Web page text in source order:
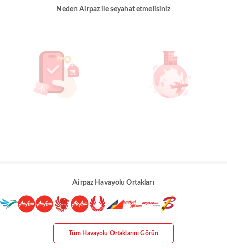
Neden Airpaz ile seyahat etmelisiniz
Airpaz Havayolu Ortakları
Tüm Havayolu Ortaklarını Görün